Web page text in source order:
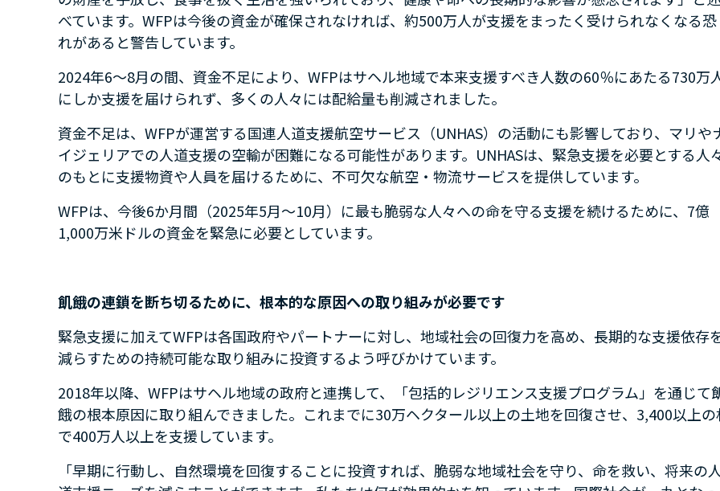
べています。 WFPは今後の資金が確保されなければ、約500万人が支援をまったく受けられなくなる恐
れがあると警告しています。
2024年6～8月の間、資金不足により、 WFPはサヘル地域で本来支援すべき人数の60％にあたる730万
にしか支援を届けられず、多くの人々には配給量も削減されました。
資金不足は、 WFPが運営する国連人道支援航空サービス（UNHAS）の活動にも影響しており、マリや
イジェリアでの人道支援の空輸が困難になる可能性があります。 UNHASは、緊急支援を必要とする人
のもとに支援物資や人員を届けるために、不可欠な航空・物流サービスを提供しています。
WFPは、今後6か月間（2025年5月～10月）に最も脆弱な人々への命を守る支援を続けるために、 7億
1,000万米ドルの資金を緊急に必要としています。
飢餓の連鎖を断ち切るために、根本的な原因への取り組みが必要です
緊急支援に加えてWFPは各国政府やパートナーに対し、地域社会の回復力を高め、長期的な支援依存
減らすための持続可能な取り組みに投資するよう呼びかけています。
2018年以降、 WFPはサヘル地域の政府と連携して、「包括的レジリエンス支援プログラム」を通じて
餓の根本原因に取り組んできました。これまでに30万ヘクタール以上の土地を回復させ、 3,400以上の
で400万人以上を支援しています。
「早期に行動し、自然環境を回復することに投資すれば、脆弱な地域社会を守り、命を救い、将来の